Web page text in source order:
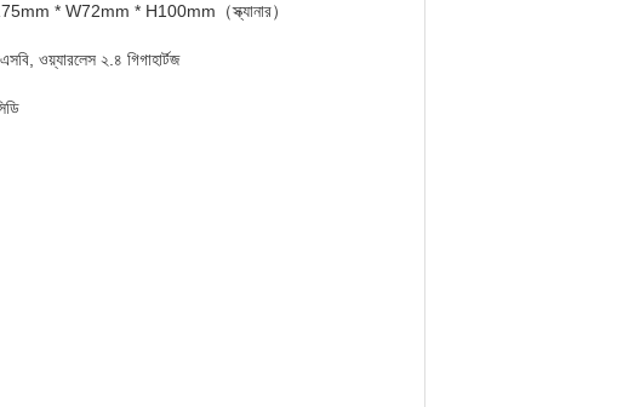
* W72mm * H100mm（স্ক্যানার）
ওয়্যারলেস ২.৪ গিগাহার্টজ